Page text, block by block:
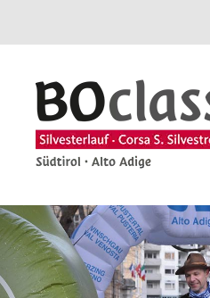
Previous